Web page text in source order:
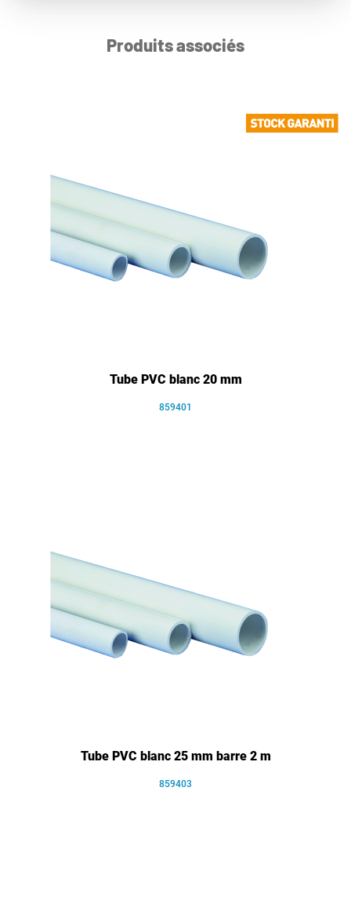
Produits associés
Tube PVC blanc 20 mm
859401
Tube PVC blanc 25 mm barre 2 m
859403